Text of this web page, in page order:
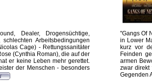
Dealer, Drogensüchtige,
Arbeitsbedingungen
Cage) - Rettungssanitäter
(Cynthia Roman), die auf der
er keine Leben mehr gerettet.
der Menschen - besonders
"Gangs Of
in Lower
kurz vor
Feinden
armen
zwar direkt
Gegenden